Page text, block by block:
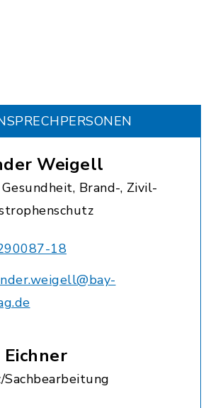
Weigell
Brand-, Zivil-
18
Sachbearbeitung